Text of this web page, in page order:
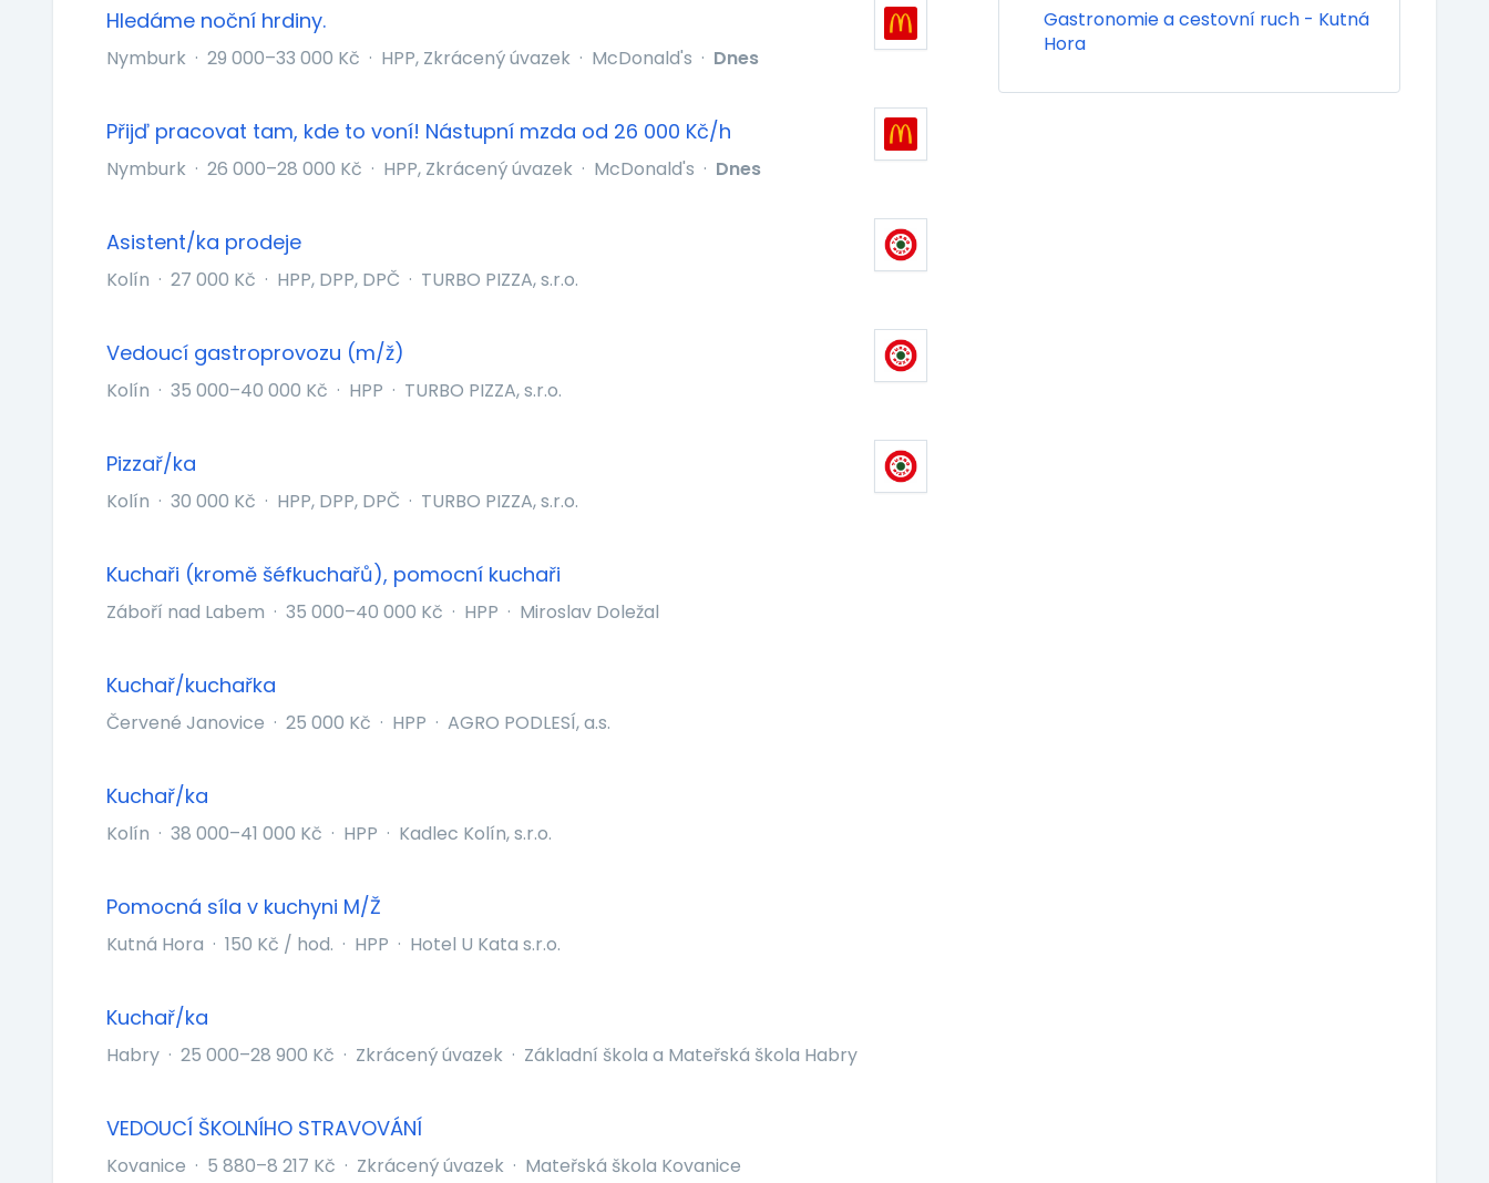
Hledáme noční hrdiny.
Nymburk · 29 000–33 000 Kč · HPP, Zkrácený úvazek · McDonald's · Dnes
Přijď pracovat tam, kde to voní! Nástupní mzda od 26 000 Kč/h
Nymburk · 26 000–28 000 Kč · HPP, Zkrácený úvazek · McDonald's · Dnes
Asistent/ka prodeje
Kolín · 27 000 Kč · HPP, DPP, DPČ · TURBO PIZZA, s.r.o.
Vedoucí gastroprovozu (m/ž)
Kolín · 35 000–40 000 Kč · HPP · TURBO PIZZA, s.r.o.
Pizzař/ka
Kolín · 30 000 Kč · HPP, DPP, DPČ · TURBO PIZZA, s.r.o.
Kuchaři (kromě šéfkuchařů), pomocní kuchaři
Záboří nad Labem · 35 000–40 000 Kč · HPP · Miroslav Doležal
Kuchař/kuchařka
Červené Janovice · 25 000 Kč · HPP · AGRO PODLESÍ, a.s.
Kuchař/ka
Kolín · 38 000–41 000 Kč · HPP · Kadlec Kolín, s.r.o.
Pomocná síla v kuchyni M/Ž
Kutná Hora · 150 Kč / hod. · HPP · Hotel U Kata s.r.o.
Kuchař/ka
Habry · 25 000–28 900 Kč · Zkrácený úvazek · Základní škola a Mateřská škola Habry
VEDOUCÍ ŠKOLNÍHO STRAVOVÁNÍ
Kovanice · 5 880–8 217 Kč · Zkrácený úvazek · Mateřská škola Kovanice
Gastronomie a cestovní ruch - Kutná
Hora